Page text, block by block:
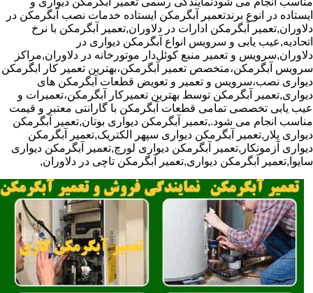
ایستاده در انوع برندتعمیر آبگرمکن ایستاده خدمات نصب آبگرمکن در
دلاوران,تعمیر آبگرمکن ادارات در دلاوران,تعمیر آبگرمکن با نرخ
اتحادیه,عیب یابی و سرویس انواع آبگرمکن دیواری در
دلاوران,سرویس و تعمیر منبع کوئل‌دار موتورخانه در دلاوران,مراکز
سرویس آبگرمکن،متخصص تعمیر آبگرمکن،بهترین تعمیر کار ابگرمکن
دیواری نصب،سرویس و تعمیر و تعویض قطعات آبگرمکن های
دیواری,تعمیر آبگرمکن توسط بهترین تعمیرکار آبگرمکن،تعمیرات و
عیب یابی تخصصی تمامی قطعات آبگرمکن با گارانتی معتبر و قیمت
مناسب انجام می شود.,تعمیر آبگرمکن دیواری بوتان,تعمیر آبگرمکن
دیواری پلار,تعمیر آبگرمکن دیواری سپهر الکتریک,تعمیر آبگرمکن
دیواری آزمونکار,تعمیر آبگرمکن دیواری لورچ,تعمیر آبگرمکن دیواری
سایوا,تعمیر آبگرمکن دیواری,تعمیر آبگرمکن تاچی در دلاوران,